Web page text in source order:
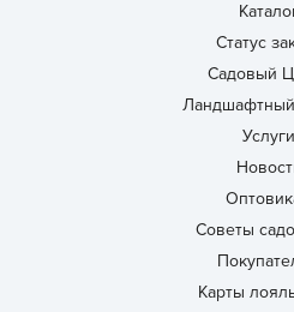
Статус
Садовый
Услуги
Советы
Карты